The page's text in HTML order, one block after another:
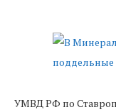
УМВД РФ по